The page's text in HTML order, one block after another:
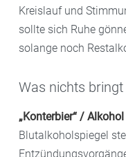
Kreislauf und
sollte sich Ruhe
solange noch
Was nichts
„Konterbier“ /
Blutalkoholspiegel